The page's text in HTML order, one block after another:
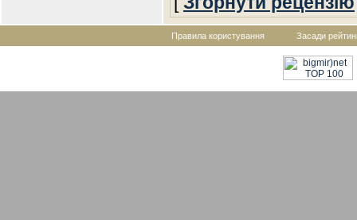
Правила користування Засади